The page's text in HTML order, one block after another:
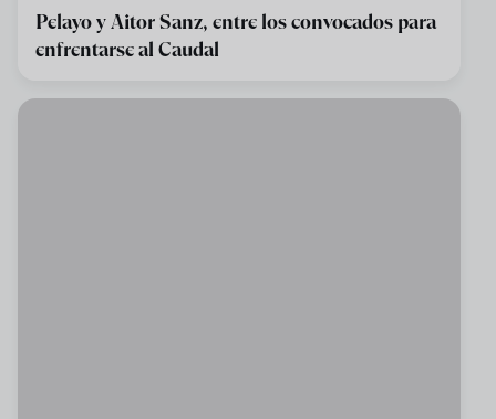
Pelayo y Aitor Sanz, entre los convocados para
enfrentarse al Caudal